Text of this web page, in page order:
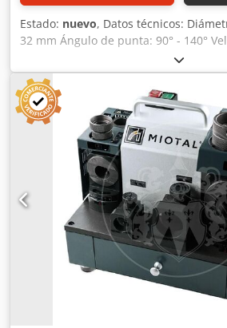
Estado: nuevo, Datos técnicos:
32 mm Ángulo de punta: 90° - 140°
4800 1/min Alimentación: 230 V
kW Peso, aprox.: 28 kg Dodpfx Ajd R A
Dimensiones, aprox.: 490 x 250 x 260
Ideal para el afilado de brocas
duro - Funcionamiento seguro gracias
guiado - Ángulo de punta ajustable de
compacto, con compartimento para
dentro de la máquina y asa para un
rápido - Incluye dispositivo de
fuerza de avance - Dispositivo para el
los filos de la broca, con el fin de
broca y la pieza de trabajo - Rotor con
precisión Contenido del suministro: -
- 20 pinzas de sujeción ER 40, 13 - 32